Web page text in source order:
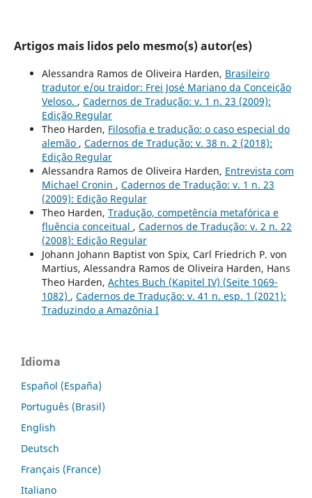
Artigos mais lidos pelo mesmo(s) autor(es)
Alessandra Ramos de Oliveira Harden, Brasileiro
tradutor e/ou traidor: Frei José Mariano da Conceição
Veloso. , Cadernos de Tradução: v. 1 n. 23 (2009):
Edição Regular
Theo Harden, Filosofia e tradução: o caso especial do
alemão , Cadernos de Tradução: v. 38 n. 2 (2018):
Edição Regular
Alessandra Ramos de Oliveira Harden, Entrevista com
Michael Cronin , Cadernos de Tradução: v. 1 n. 23
(2009): Edição Regular
Theo Harden, Tradução, competência metafórica e
fluência conceitual , Cadernos de Tradução: v. 2 n. 22
(2008): Edição Regular
Johann Johann Baptist von Spix, Carl Friedrich P. von
Martius, Alessandra Ramos de Oliveira Harden, Hans
Theo Harden, Achtes Buch (Kapitel IV) (Seite 1069-
1082) , Cadernos de Tradução: v. 41 n. esp. 1 (2021):
Traduzindo a Amazônia I
Idioma
Español (España)
Português (Brasil)
English
Deutsch
Français (France)
Italiano